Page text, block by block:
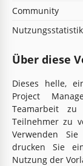
Community
Über diese
Dieses helle,
Project
Teamarbeit
Teilnehmer zu
Verwenden
drucken Sie
Nutzung der